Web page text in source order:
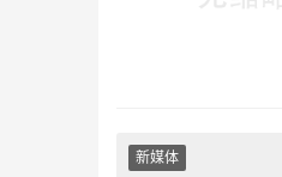
新媒体